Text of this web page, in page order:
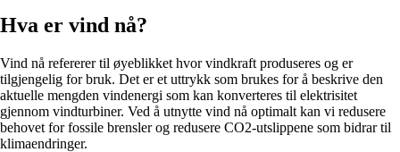
Hva er vind nå?
Vind nå refererer til øyeblikket hvor vindkraft produseres og er
tilgjengelig for bruk. Det er et uttrykk som brukes for å beskrive den
aktuelle mengden vindenergi som kan konverteres til elektrisitet
gjennom vindturbiner. Ved å utnytte vind nå optimalt kan vi redusere
behovet for fossile brensler og redusere CO2-utslippene som bidrar til
klimaendringer.